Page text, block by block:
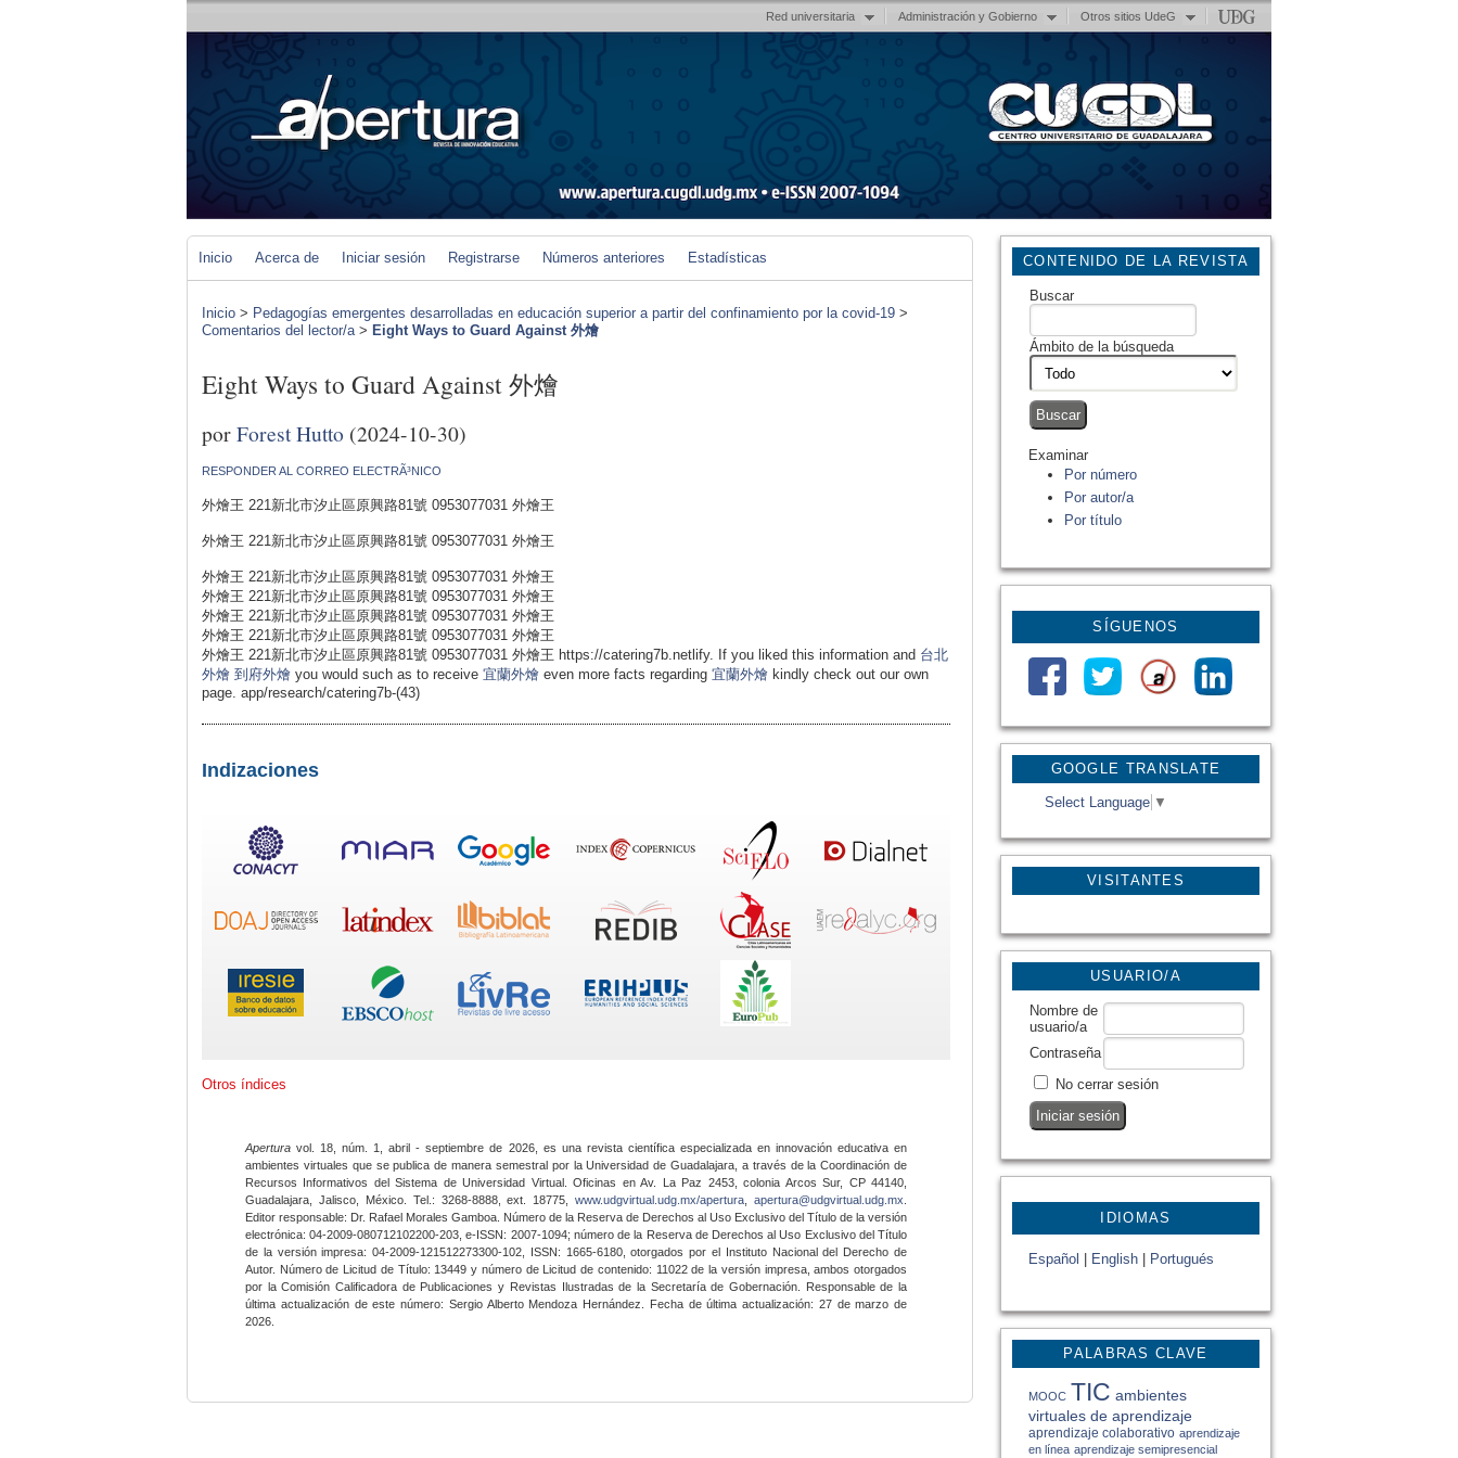
Red universitaria Administración y Gobierno Otros sitios UdeG
GOOGLE TRANSLATE
Select Language ▼
VISITANTES
CONTENIDO DE LA REVISTA
Buscar
Ámbito de la búsqueda
Examinar
Por número
Por autor/a
Por título
SÍGUENOS
USUARIO/A
Nombre de
usuario/a
Contraseña
No cerrar sesión
IDIOMAS
Español English Portugués
PALABRAS CLAVE
MOOC TIC ambientes
virtuales de aprendizaje
aprendizaje colaborativo aprendizaje
en línea aprendizaje semipresencial
Inicio Acerca de Iniciar sesión Registrarse Números anteriores Estadísticas
Inicio > Pedagogías emergentes desarrolladas en educación superior a partir del confinamiento por la covid-19 >
Comentarios del lector/a> Eight Ways to Guard Against 外燴
Eight Ways to Guard Against 外燴
porForest Hutto (2024-10-30)
RESPONDER AL CORREO ELECTRÃ³NICO
外燴王 221新北市汐止區原興路81號 0953077031 外燴王
外燴王 221新北市汐止區原興路81號 0953077031 外燴王
外燴王 221新北市汐止區原興路81號 0953077031 外燴王
外燴王 221新北市汐止區原興路81號 0953077031 外燴王
外燴王 221新北市汐止區原興路81號 0953077031 外燴王
外燴王 221新北市汐止區原興路81號 0953077031 外燴王
外燴王 221新北市汐止區原興路81號 0953077031 外燴王 https://catering7b.netlify. If you liked this information and 台北
外燴 到府外燴 you would such as to receive 宜蘭外燴 even more facts regarding 宜蘭外燴 kindly check out our own
page. app/research/catering7b-(43)
Indizaciones
Otros índices
Apertura vol. 18, núm. 1, abril - septiembre de 2026, es una revista científica especializada en innovación educativa en
ambientes virtuales que se publica de manera semestral por la Universidad de Guadalajara, a través de la Coordinación de
Recursos Informativos del Sistema de Universidad Virtual. Oficinas en Av. La Paz 2453, colonia Arcos Sur, CP 44140,
Guadalajara, Jalisco, México. Tel.: 3268-8888, ext. 18775,www.udgvirtual.udg.mx/apertura apertura@udgvirtual.udg.mx
Editor responsable: Dr. Rafael Morales Gamboa. Número de la Reserva de Derechos al Uso Exclusivo del Título de la versión
electrónica: 04-2009-080712102200-203, e-ISSN: 2007-1094; número de la Reserva de Derechos al Uso Exclusivo del Título
de la versión impresa: 04-2009-121512273300-102, ISSN: 1665-6180, otorgados por el Instituto Nacional del Derecho de
Autor. Número de Licitud de Título: 13449 y número de Licitud de contenido: 11022 de la versión impresa, ambos otorgados
por la Comisión Calificadora de Publicaciones y Revistas Ilustradas de la Secretaría de Gobernación. Responsable de la
última actualización de este número: Sergio Alberto Mendoza Hernández. Fecha de última actualización: 27 de marzo de
2026.